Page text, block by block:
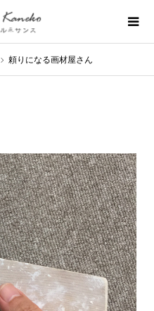
頼りになる画材屋さん